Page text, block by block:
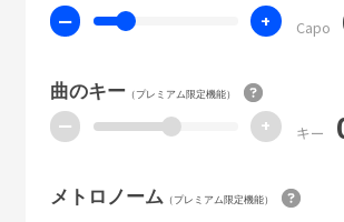
ー + Capo
曲のキー（プレミアム限定機能）
ー + キー
メトロノーム （プレミアム限定機能）